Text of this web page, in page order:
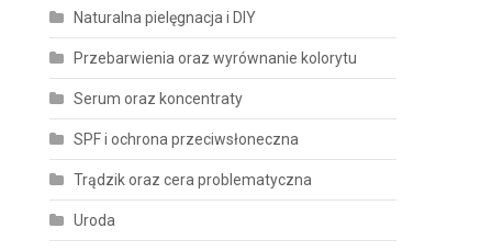
Naturalna pielęgnacja i DIY
Przebarwienia oraz wyrównanie kolorytu
Serum oraz koncentraty
SPF i ochrona przeciwsłoneczna
Trądzik oraz cera problematyczna
Uroda